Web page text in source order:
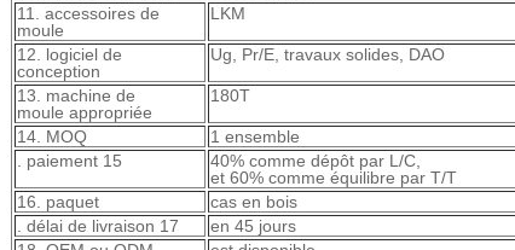
11. accessoires de
moule
LKM
12. logiciel de
conception
Ug, Pr/E, travaux solides, DAO
13. machine de
moule appropriée
180T
14. MOQ
1 ensemble
. paiement 15
40% comme dépôt par L/C,
et 60% comme équilibre par T/T
16. paquet
cas en bois
. délai de livraison 17
en 45 jours